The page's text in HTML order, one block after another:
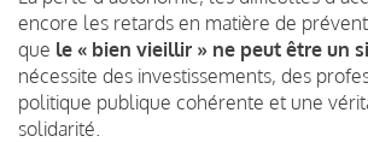
encore les retards en matière de
que le « bien vieillir » ne peut être un
nécessite des investissements, des
politique publique cohérente et une
solidarité.